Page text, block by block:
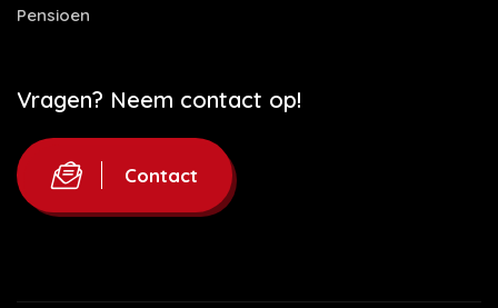
Pensioen
Vragen? Neem contact op!
Contact